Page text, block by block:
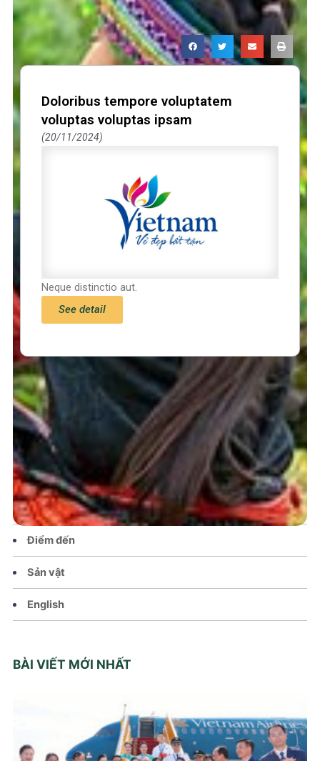
Trang chủ
Tin tức – Sự kiện
Chính sách
Văn hoá – Đời sống
Lễ hội
Điểm đến
Sản vật
English
BÀI VIẾT MỚI NHẤT
Doloribus tempore voluptatem
voluptas voluptas ipsam
20/11/2024
Neque distinctio aut.
See detail